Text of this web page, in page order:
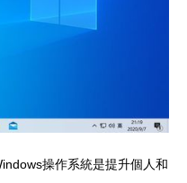
操作系統是提升個人和